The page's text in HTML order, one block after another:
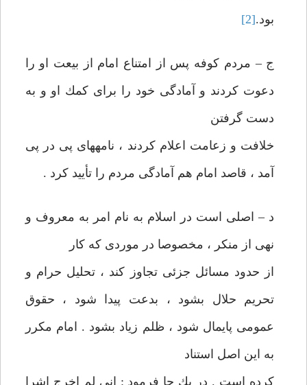
بود.[2]
ج – مردم كوفه پس از امتناع امام از بيعت او را
دعوت كردند و آمادگی‏ خود را برای كمك او و به
دست گرفتن
خلافت و زعامت اعلام كردند ، نامه‏های پی در پی
آمد ، قاصد امام هم آمادگی مردم را تأييد كرد .
د – اصلی است در اسلام به نام امر به معروف و
نهی از منكر ، مخصوصا در موردی كه كار
از حدود مسائل جزئی تجاوز كند ، تحليل حرام و
تحريم حلال‏ بشود ، بدعت پيدا شود ، حقوق
عمومی پايمال شود ، ظلم زياد بشود . امام‏ مكرر
به اين اصل استناد
كرده است . در يك جا فرمود : انی لم اخرج‏ اشرا